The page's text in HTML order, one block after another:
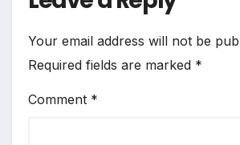
Your email address will not be
Required fields are marked *
Comment *